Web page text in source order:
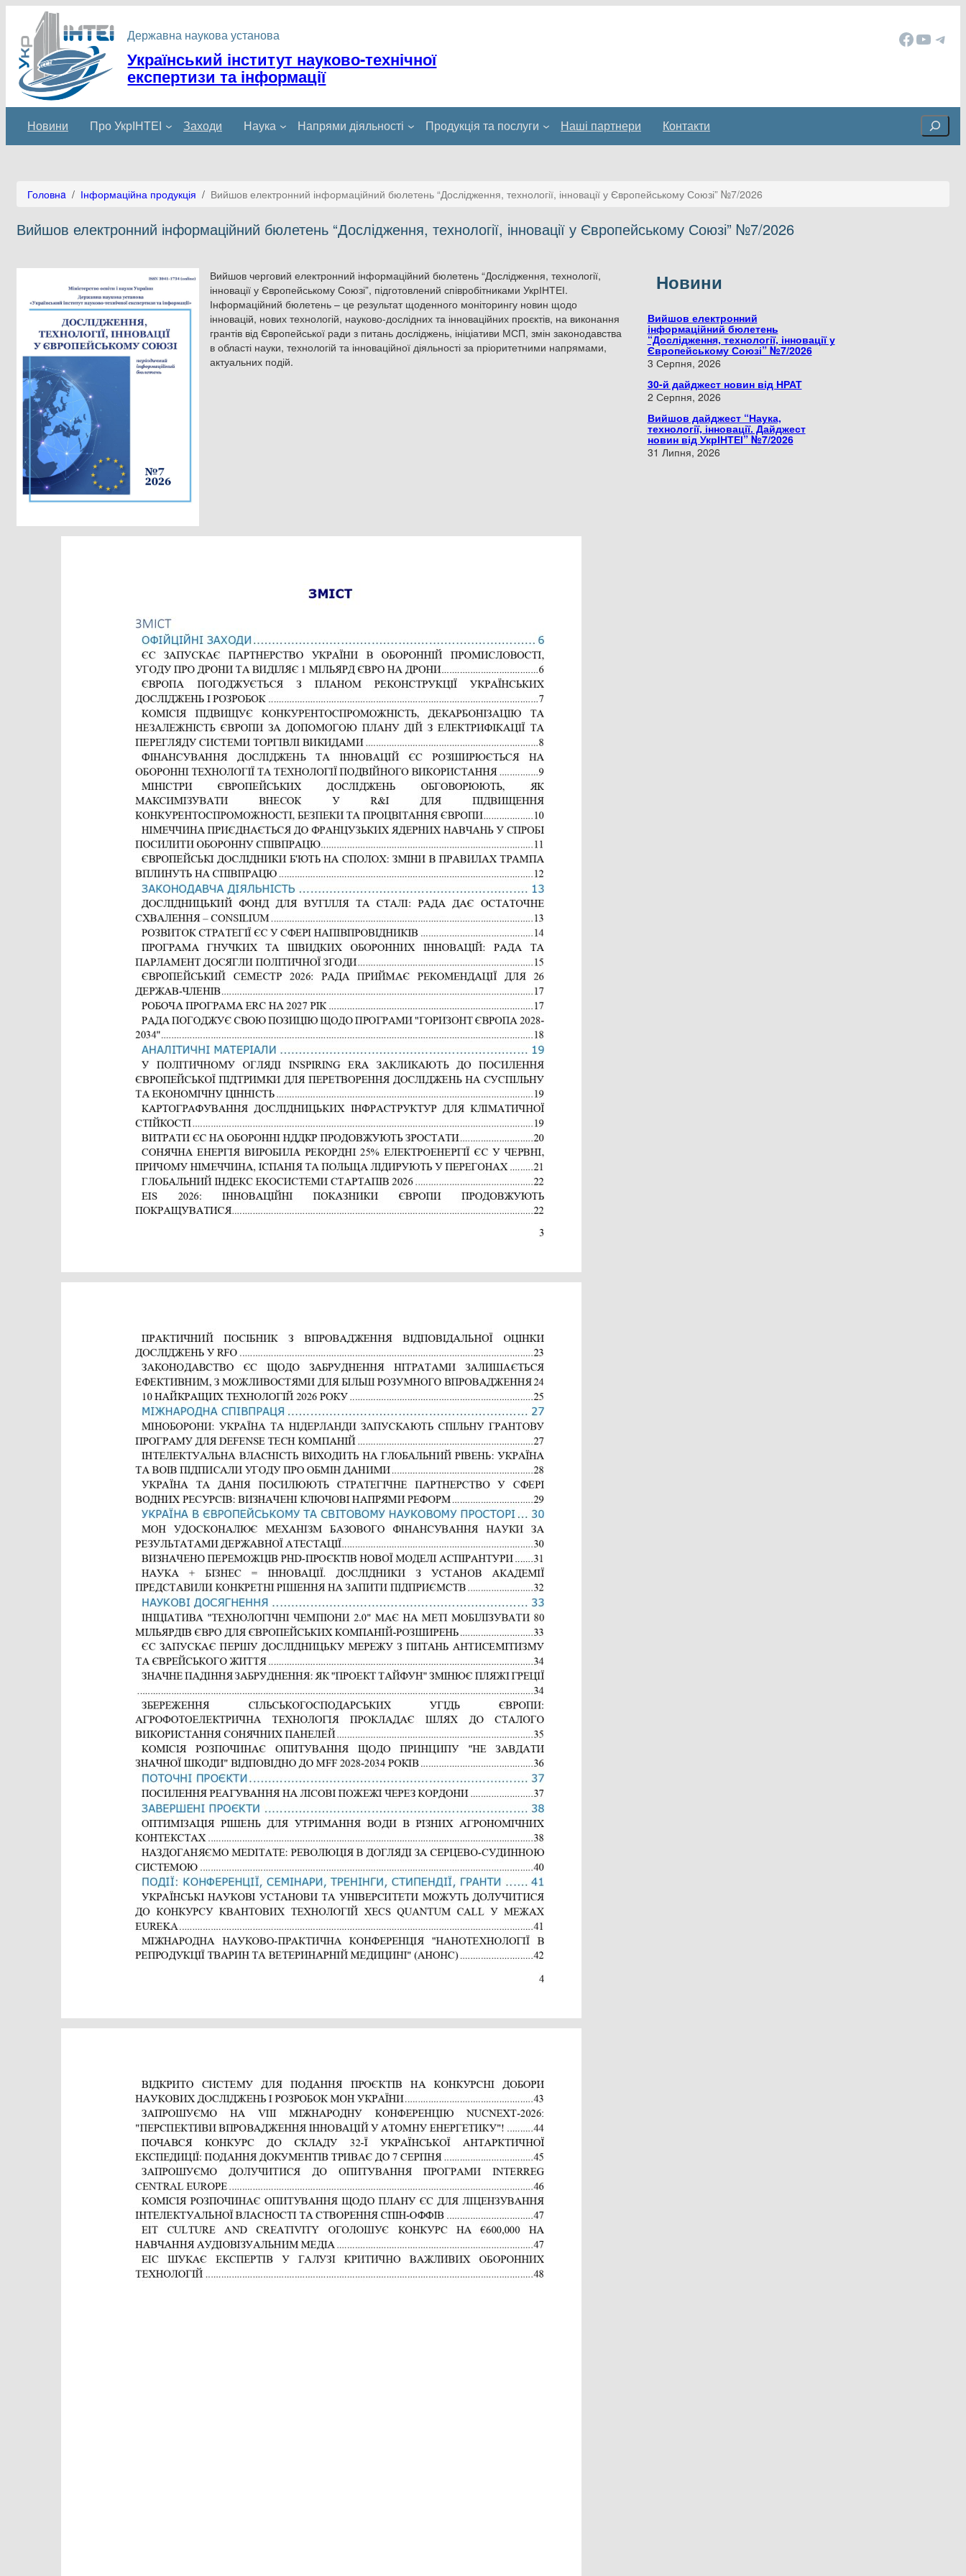
Перейти
вмісту
Державна наукова установа
Український інститут науково-технічної
експертизи та інформації
Facebook YouTube Telegram
Новини Про УкрІНТЕІ Заходи Наука Напрями діяльності Продукція та послуги Наші партнери Контакти Cerca
Головнa / Інформаційна продукція / Вийшов електронний інформаційний бюлетень “Дослідження, технології, інновації у Європейському Союзі” №7/2026
Вийшов електронний інформаційний бюлетень “Дослідження, технології, інновації у Європейському Союзі” №7/2026
Вийшов черговий електронний інформаційний бюлетень “Дослідження, технології,
інновації у Європейському Союзі”, підготовлений співробітниками УкрІНТЕІ.
Інформаційний бюлетень – це результат щоденного моніторингу новин щодо
інновацій, нових технологій, науково-дослідних та інноваційних проєктів, на виконання
грантів від Європейської ради з питань досліджень, ініціативи МСП, змін законодавства
в області науки, технологій та інноваційної діяльності за пріоритетними напрямами,
актуальних подій.
Новини
Вийшов електронний
інформаційний бюлетень
“Дослідження, технології, інновації у
Європейському Союзі” №7/2026
3 Серпня, 2026
30-й дайджест новин від НРАТ
2 Серпня, 2026
Вийшов дайджест “Наука,
технології, інновації. Дайджест
новин від УкрІНТЕІ” №7/2026
31 Липня, 2026